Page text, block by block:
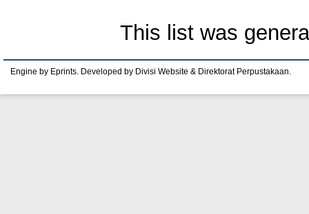
This list was
Engine by Eprints. Developed by Divisi Website & Direktorat Perpustakaan.